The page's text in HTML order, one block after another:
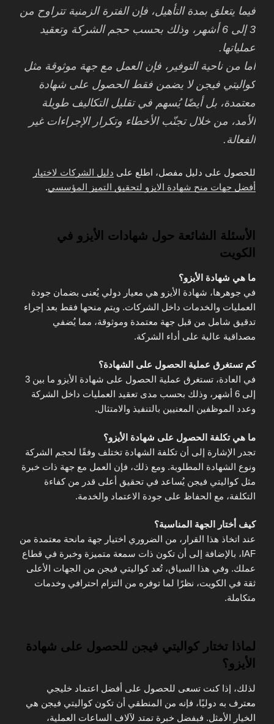
فيما يتعلق بمدة التأهيل، فإن الفترة الزمنية تتراوح من
3 إلى 6 أشهر، وذلك بحسب حجم الشركة وتعقيد
عملياتها.
أما من ناحية التوفير، فإن العمل مع جهة موثوقة مثل
كواليتي فيجن لا يضمن فقط الحصول على شهادة
معتمدة، بل أيضًا يُسهم في تقليل التكاليف طويلة
الأمد، من خلال تجنّب الأخطاء وتكرار الإجراءات غير
الفعالة.
للحصول على دليل مفصل، اطلع على دليل الشركات لاختيار
أفضل جهات منح شهادة الايزو لتحقيق التميز المؤسسي.
الأسئلة الشائعة حول شهادات الأيزو في
الكويت
ما هي شهادة الأيزو؟
في جوهرها، شهادة الأيزو هي معيار دولي يُعنى بضمان جودة
العمليات والخدمات داخل الشركات. ويتم منحها فقط بعد إجراء
تدقيق شامل من قبل جهة معتمدة وموثوقة، مما يُضفي
مصداقية عالية على أداء الشركة.
كم تستغرق عملية الحصول على الشهادة؟
في العادة، تستغرق عملية الحصول على شهادة الأيزو ما بين 3
إلى 6 أشهر، وذلك بحسب مدى تعقيد العمليات داخل الشركة
وعدد الموظفين المعنيين بالتنفيذ والامتثال.
ما هي تكلفة الحصول على شهادة الأيزو؟
تجدر الإشارة إلى أن تكلفة الشهادة تختلف وفقًا لحجم الشركة
ونوع الشهادة المطلوبة. ومع ذلك، فإن العمل مع جهة ذات خبرة
مثل كواليتي فيجن يُساعد في تحقيق أعلى قدر من كفاءة
التكلفة، مع الحفاظ على جودة الاعتماد والخدمة.
كيف أختار الجهة المناسبة؟
عند اتخاذ هذا القرار، من الضروري اختيار جهة مانحة معتمدة من
IAF، بالإضافة إلى أن تكون ذات سمعة متميزة وخبرة في قطاع
عملك. وفي هذا السياق، تُعد كواليتي فيجن من الجهات الأعلى
ثقة في الكويت، نظرًا لما توفره من التزام احترافي وخدمات
متكاملة.
لماذا تختار كواليتي فيجن للحصول على شهادة
الأيزو؟
لذلك، إذا كنت تسعى للحصول على أفضل اعتماد خليجي
معترف به دوليًا، فإنه من المنطقي أن تكون كواليتي فيجن هي
الخيار الأمثل. فبفضل خبرة تمتد لآلاف الساعات العملية،